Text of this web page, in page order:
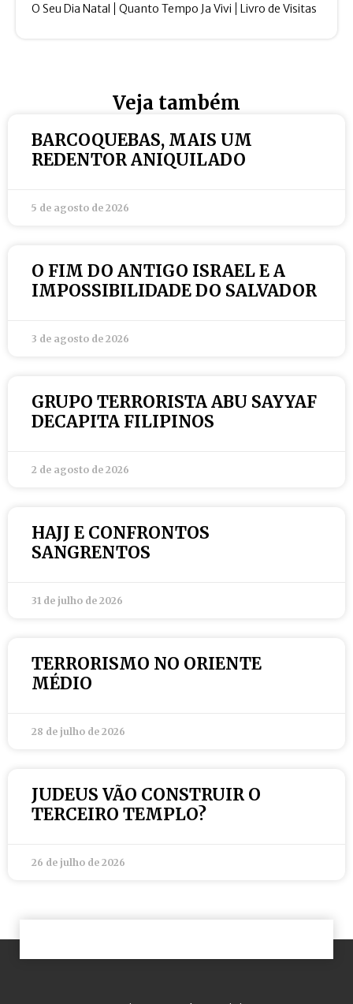
O Seu Dia Natal Quanto Tempo Ja Vivi Livro de Visitas
Veja também
BARCOQUEBAS, MAIS UM
REDENTOR ANIQUILADO
5 de agosto de 2026
O FIM DO ANTIGO ISRAEL E A
IMPOSSIBILIDADE DO SALVADOR
3 de agosto de 2026
GRUPO TERRORISTA ABU SAYYAF
DECAPITA FILIPINOS
2 de agosto de 2026
HAJJ E CONFRONTOS
SANGRENTOS
31 de julho de 2026
TERRORISMO NO ORIENTE
MÉDIO
28 de julho de 2026
JUDEUS VÃO CONSTRUIR O
TERCEIRO TEMPLO?
26 de julho de 2026